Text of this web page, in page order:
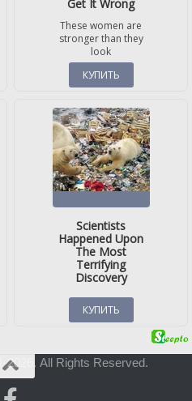
2026. All Rights Reserved.